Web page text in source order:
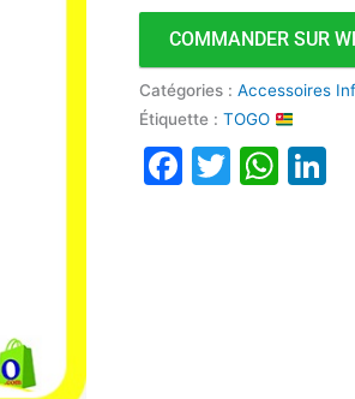
Grand
format
COMMANDER SUR
Catégories :Accessoires
Étiquette :TOGO
Facebook
Twitter